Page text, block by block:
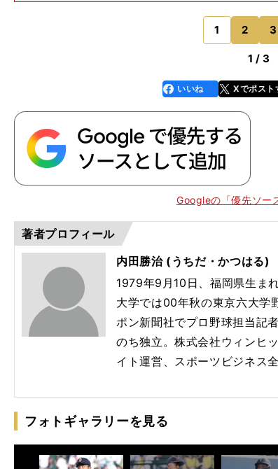
が灯る中国大会準決勝の倉敷商（岡山）戦の前、
ールスタジアム（山口）周
1 2 3
1 / 3
faceboo
k
いいね Xでポスト
Googleの「優先ソー
著者プロフィール
内田勝治 (うちだ・かつはる)
1979年9月10日、福岡県生ま
大学では00年秋の東京六大学
ポン新聞社でプロ野球担当記
のち独立。株式会社ウィンヒ
イト運営、スポーツビジネス
フォトギャラリーを見る
】・、、